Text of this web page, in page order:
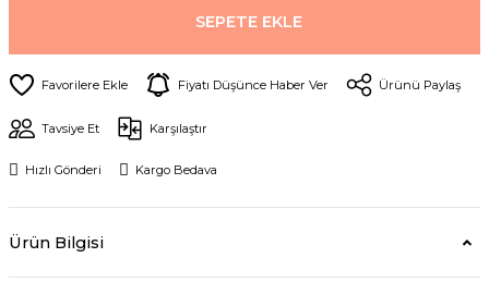
SEPETE EKLE
Fiyatı Düşünce Haber Ver Ürünü Paylaş
Tavsiye Et Karşılaştır
Hızlı Gönderi Kargo Bedava
Ürün Bilgisi